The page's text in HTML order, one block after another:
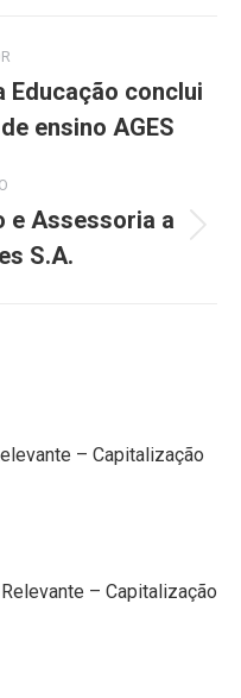
Educação conclui
ensino AGES
e Assessoria a
S.A.
– Capitalização
– Capitalização